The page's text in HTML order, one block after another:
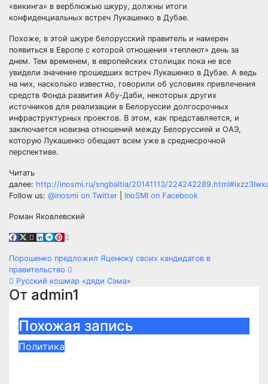
«викинга» в верблюжью шкуру, должны итоги
конфиденциальных встреч Лукашенко в Дубае.
Похоже, в этой шкуре белорусский правитель и намерен
появиться в Европе с которой отношения «теплеют» день за
днем. Тем временем, в европейских столицах пока не все
увидели значение прошедших встреч Лукашенко в Дубае. А ведь
на них, насколько известно, говорили об условиях привлечения
средств Фонда развития Абу-Даби, некоторых других
источников для реализации в Белоруссии долгосрочных
инфраструктурных проектов. В этом, как представляется, и
заключается новизна отношений между Белоруссией и ОАЭ,
которую Лукашенко обещает всем уже в среднесрочной
перспективе.
Читать
далее: http://inosmi.ru/sngbaltia/20141113/
Follow us: @inosmi on Twitter InoSMI on Facebook
Роман Яковлевский
Навигация
по
записям
Порошенко предложил Яценюку своих кандидатов в
правительство
Русский кошмар «дяди Сэма»
От admin1
Похожая запись
Политика